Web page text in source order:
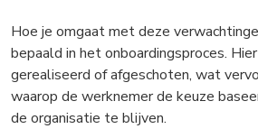
Hoe je omgaat met deze
bepaald in het onboardingsproces.
gerealiseerd of afgeschoten, wat
waarop de werknemer de keuze
de organisatie te blijven.